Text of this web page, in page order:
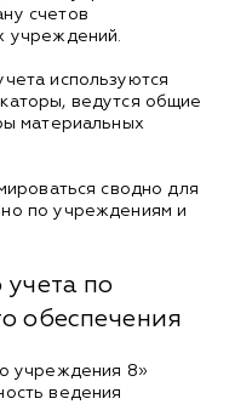
счетов
учреждений.
используются
ведутся общие
материальных
сводно для
по учреждениям и
по
обеспечения
учреждения 8»
ведения